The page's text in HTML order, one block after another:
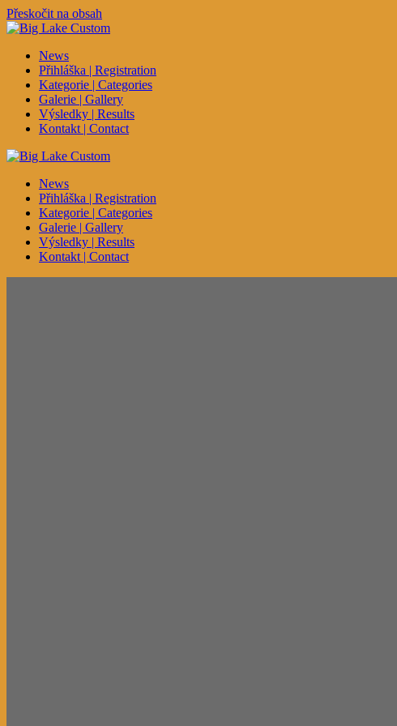
Přeskočit na obsah
News
Přihláška | Registration
Kategorie | Categories
Galerie | Gallery
Výsledky | Results
Kontakt | Contact
News
Přihláška | Registration
Kategorie | Categories
Galerie | Gallery
Výsledky | Results
Kontakt | Contact